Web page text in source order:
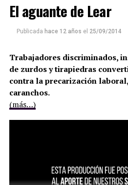
El aguante de Lear
Publicada hace 12 años el 25/09/2014
Trabajadores discriminados,
de zurdos y tirapiedras
contra la precarización
caranchos.
(más…)